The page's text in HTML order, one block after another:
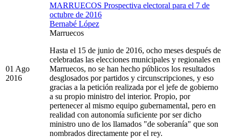
01 Ago
2016
MARRUECOS Prospectiva electoral para el 7 de
octubre de 2016
Bernabé López
Marruecos
Hasta el 15 de junio de 2016, ocho meses después de
celebradas las elecciones municipales y regionales en
Marruecos, no se han hecho públicos los resultados
desglosados por partidos y circunscripciones, y eso
gracias a la petición realizada por el jefe de gobierno
a su propio ministro del interior. Propio, por
pertenecer al mismo equipo gubernamental, pero en
realidad con autonomía suficiente por ser dicho
ministro uno de los llamados "de soberanía" que son
nombrados directamente por el rey.